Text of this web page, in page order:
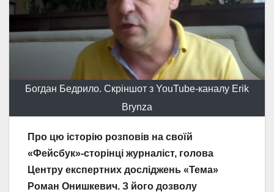
Богдан Бедрило. Скріншот з YouTube-каналу Erik
Brynza
Про цю історію розповів на своїй
«Фейсбук»-сторінці журналіст, голова
Центру експертних досліджень «Тема»
Роман Онишкевич. З його дозволу